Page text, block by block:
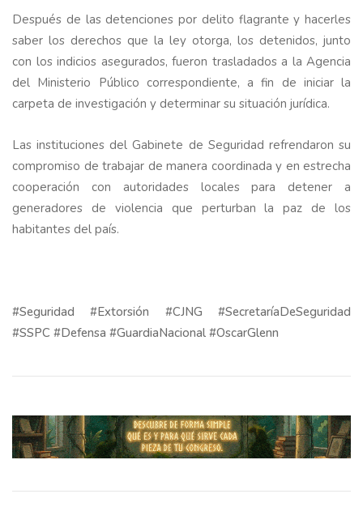
Después de las detenciones por delito flagrante y hacerles
saber los derechos que la ley otorga, los detenidos, junto
con los indicios asegurados, fueron trasladados a la Agencia
del Ministerio Público correspondiente, a fin de iniciar la
carpeta de investigación y determinar su situación jurídica.
Las instituciones del Gabinete de Seguridad refrendaron su
compromiso de trabajar de manera coordinada y en estrecha
cooperación con autoridades locales para detener a
generadores de violencia que perturban la paz de los
habitantes del país.
#Seguridad #Extorsión #CJNG #SecretaríaDeSeguridad
#SSPC #Defensa #GuardiaNacional #OscarGlenn